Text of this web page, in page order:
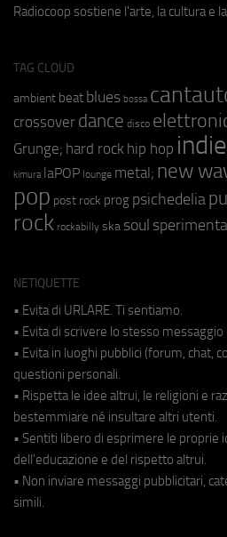
Radiocoop sostiene l'arte, la cultura e
TAG CLOUD
ambient beat blues bossa
crossover dance disco
Grunge; hard rock hip hop indie
kimura laPOP lounge metal; new
pop post rock prog psichedelia
rock rockabilly ska soul
NETIQUETTE
• Evita di URLARE. Ti sentiamo.
• Evita di scrivere lo stesso
• Evita in luoghi pubblici (forum, chat,
questioni personali.
• Rispetta le idee altrui, le religioni e
bestemmiare né insultare altri utenti.
• Sentiti libero di esprimere le proprie
dell'educazione e del rispetto altrui.
• Non inviare messaggi pubblicitari,
simili.